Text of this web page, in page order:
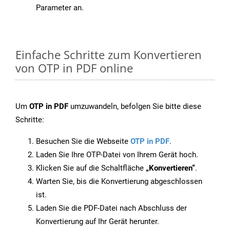
Parameter an.
Einfache Schritte zum Konvertieren
von OTP in PDF online
Um OTP in PDF umzuwandeln, befolgen Sie bitte diese
Schritte:
Besuchen Sie die Webseite OTP in PDF.
Laden Sie Ihre OTP-Datei von Ihrem Gerät hoch.
Klicken Sie auf die Schaltfläche „Konvertieren“.
Warten Sie, bis die Konvertierung abgeschlossen
ist.
Laden Sie die PDF-Datei nach Abschluss der
Konvertierung auf Ihr Gerät herunter.